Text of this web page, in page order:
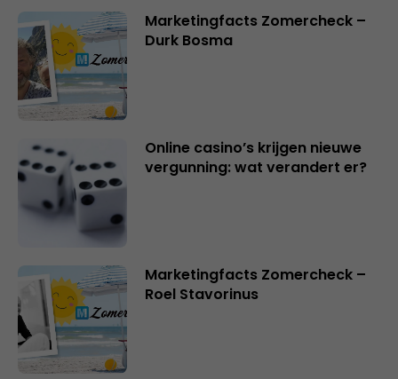
Marketingfacts Zomercheck –
Durk Bosma
Online casino’s krijgen nieuwe
vergunning: wat verandert er?
Marketingfacts Zomercheck –
Roel Stavorinus